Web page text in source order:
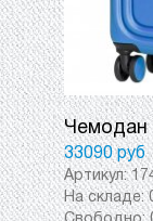
Чемодан
33090 руб
Артикул:
На складе: